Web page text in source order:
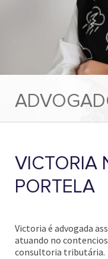
VICTORIA
PORTELA
Victoria é advogada
atuando no
consultoria tributária.